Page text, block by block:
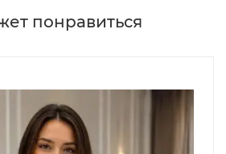
понравиться